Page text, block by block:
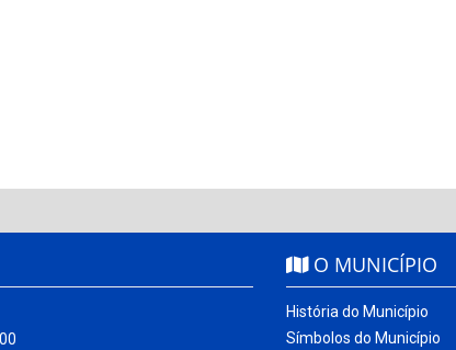
O MUNICÍPIO
História do Município
Símbolos do Município